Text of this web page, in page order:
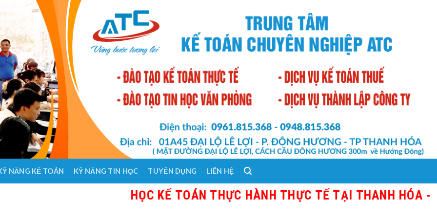
NĂNG KẾ TOÁN KỸ NĂNG TIN HỌC TUYỂN DỤNG LIÊN HỆ
HỌC KẾ TOÁN THỰC HÀNH THỰC TẾ TẠI THANH HÓA - GIÁO